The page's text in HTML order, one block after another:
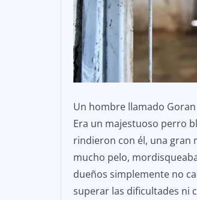
Un hombre llamado
Era un majestuoso perro
rindieron con él, una gran
mucho pelo,
dueños simplemente no
superar las dificultades ni